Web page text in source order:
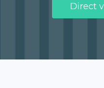
Direct